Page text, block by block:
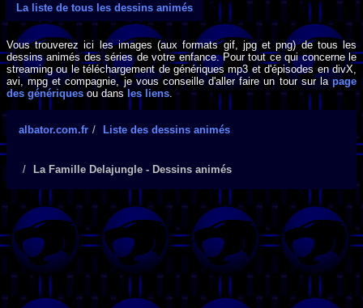
La liste de tous les dessins animés
Vous trouverez ici les images (aux formats gif, jpg et png) de tous les
dessins animés des séries de votre enfance. Pour tout ce qui concerne le
streaming ou le téléchargement de génériques mp3 et d'épisodes en divX,
avi, mpg et compagnie, je vous conseille d'aller faire un tour sur lapage
des génériques ou dans les liens.
albator.com.fr Liste des dessins animés
La Famille Delajungle - Dessins animés